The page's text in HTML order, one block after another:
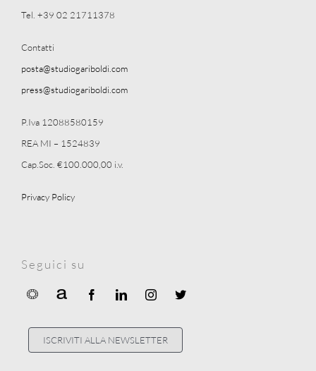
Tel. +39 02 21711378
Contatti
posta@studiogariboldi.com
press@studiogariboldi.com
P.Iva 12088580159
REA MI – 1524839
Cap.Soc. €100.000,00 i.v.
Privacy Policy
Seguici su
ISCRIVITI ALLA NEWSLETTER